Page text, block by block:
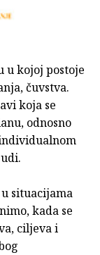
u kojoj postoje
čuvstva.
koja se
odnosno
situacijama
kada se
ciljeva i